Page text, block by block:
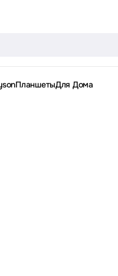
ПланшетыДля Дома